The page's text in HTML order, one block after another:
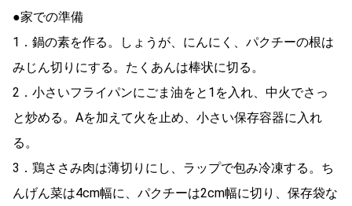
●家での準備
1．鍋の素を作る。しょうが、にんにく、パクチーの根は
みじん切りにする。たくあんは棒状に切る。
2．小さいフライパンにごま油をと1を入れ、中火でさっ
と炒める。Aを加えて火を止め、小さい保存容器に入れ
る。
3．鶏ささみ肉は薄切りにし、ラップで包み冷凍する。ち
んげん菜は4cm幅に、パクチーは2cm幅に切り、保存袋な